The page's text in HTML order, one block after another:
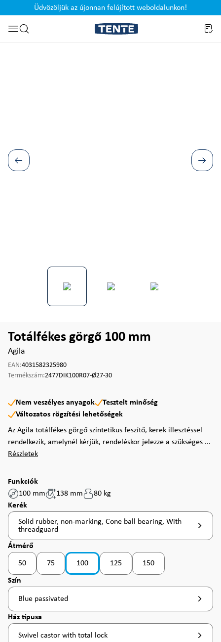
Ugrás a kereséshez
Üdvözöljük az újonnan felújított weboldalunkon!
Totálfékes görgő 100 mm
Agila
EAN:4031582325980
Termékszám:2477DIK100R07-Ø27-30
Nem veszélyes anyagok
Tesztelt minőség
Változatos rögzítési lehetőségek
Az Agila totálfékes görgő szintetikus feszítő, kerek illesztéssel
rendelkezik, amelynél kérjük, rendeléskor jelezze a szükséges ...
Részletek
Funkciók
100 mm
138 mm
80 kg
Válasszon
Kerék
Solid rubber, non-marking, Cone ball bearing, With
threadguard
Válasszon
Átmérő
50
(Ez az opció jelenleg nem érhető el. )
75 100 125
(Ez az opció jelenleg nem érhető el. )
150
Válasszon
Szín
Blue passivated
Válasszon
Ház típusa
Swivel castor with total lock